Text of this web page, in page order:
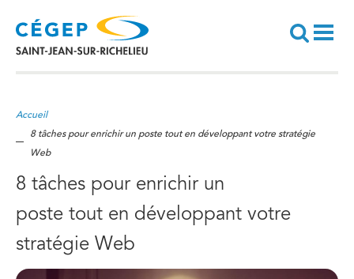
contenu
principal
Recherche
Accueil
8 tâches pour enrichir un poste tout en développant votre stratégie
Web
8 tâches pour enrichir un
poste tout en développant votre
stratégie Web